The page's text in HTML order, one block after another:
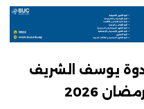
يوسف الشريف
2026